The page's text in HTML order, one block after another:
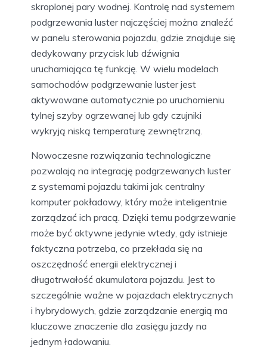
skroplonej pary wodnej. Kontrolę nad systemem
podgrzewania luster najczęściej można znaleźć
w panelu sterowania pojazdu, gdzie znajduje się
dedykowany przycisk lub dźwignia
uruchamiająca tę funkcję. W wielu modelach
samochodów podgrzewanie luster jest
aktywowane automatycznie po uruchomieniu
tylnej szyby ogrzewanej lub gdy czujniki
wykryją niską temperaturę zewnętrzną.
Nowoczesne rozwiązania technologiczne
pozwalają na integrację podgrzewanych luster
z systemami pojazdu takimi jak centralny
komputer pokładowy, który może inteligentnie
zarządzać ich pracą. Dzięki temu podgrzewanie
może być aktywne jedynie wtedy, gdy istnieje
faktyczna potrzeba, co przekłada się na
oszczędność energii elektrycznej i
długotrwałość akumulatora pojazdu. Jest to
szczególnie ważne w pojazdach elektrycznych
i hybrydowych, gdzie zarządzanie energią ma
kluczowe znaczenie dla zasięgu jazdy na
jednym ładowaniu.